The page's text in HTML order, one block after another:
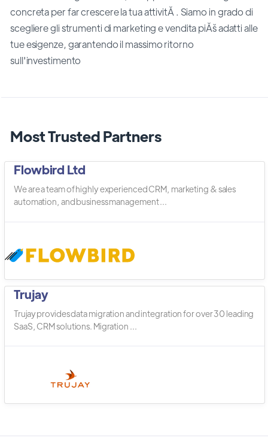
concreta per far crescere la tua attivitĂ . Siamo in grado di
scegliere gli strumenti di marketing e vendita piĂš adatti alle
tue esigenze, garantendo il massimo ritorno
sull'investimento
Most Trusted Partners
Flowbird Ltd
We are a team of highly experienced CRM, marketing & sales
automation, and business management ...
Trujay
Trujay provides data migration and integration for over 30 leading
SaaS, CRM solutions. Migration ...